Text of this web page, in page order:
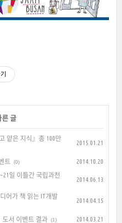
른 글
얕은 지식』총 100만
2015.01.21
트 (0)
2014.10.20
일 이틀간 국립과천
2014.06.13
어가 책 읽는 IT개발
2014.04.15
도서 이벤트 결과 (1) 2014.03.21